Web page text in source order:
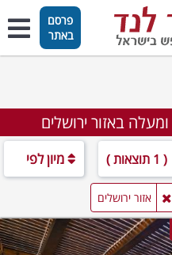
פרסם
באתר
( 1 תוצאות ) מיון לפי
אזור ירושלים